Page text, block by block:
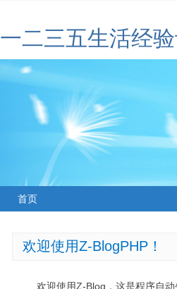
一二三五生活经
首页
欢迎使用Z-BlogPHP！
欢迎使用Z-Blog，这是程序自